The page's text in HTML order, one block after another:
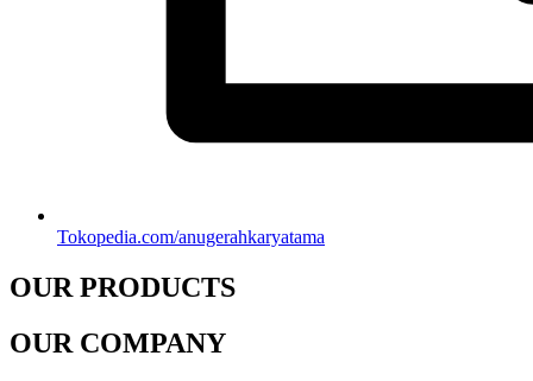
Tokopedia.com/anugerahkaryatama
OUR PRODUCTS
OUR COMPANY